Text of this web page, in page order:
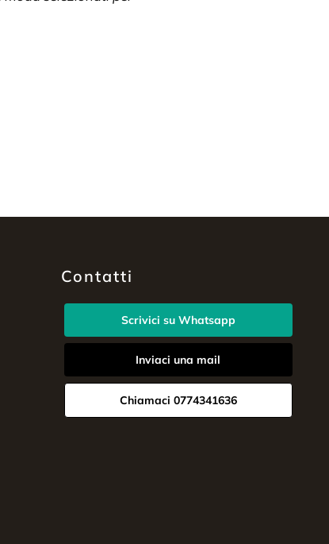
Contatti
Scrivici su Whatsapp
Inviaci una mail
Chiamaci 0774341636